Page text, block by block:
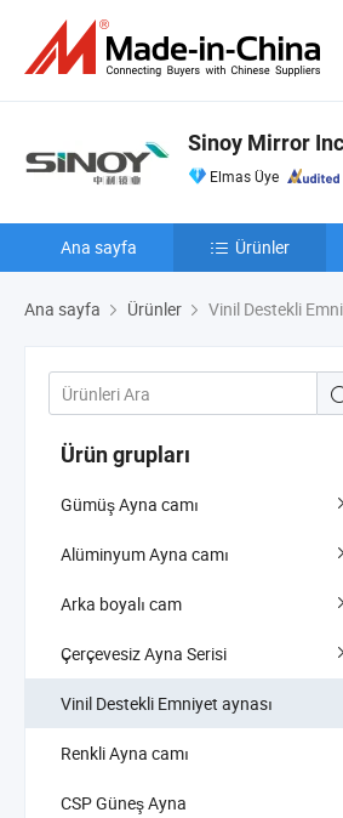
Sinoy Mirror
Elmas Üye
Ana sayfa Ürünler
Ana sayfa Ürünler Vinil Destekli
Ürün grupları
Gümüş Ayna camı
Alüminyum Ayna camı
Arka boyalı cam
Çerçevesiz Ayna Serisi
Vinil Destekli Emniyet aynası
Renkli Ayna camı
CSP Güneş Ayna